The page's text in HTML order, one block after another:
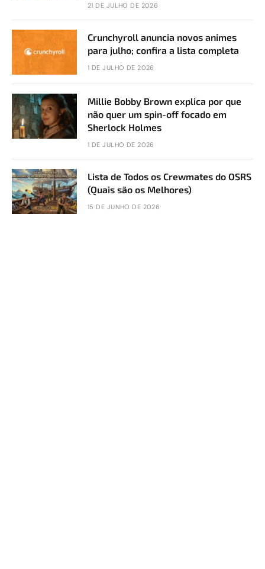
21 DE JULHO DE 2026
Crunchyroll anuncia novos animes
para julho; confira a lista completa
1 DE JULHO DE 2026
Millie Bobby Brown explica por que
não quer um spin-off focado em
Sherlock Holmes
1 DE JULHO DE 2026
Lista de Todos os Crewmates do OSRS
(Quais são os Melhores)
15 DE JUNHO DE 2026